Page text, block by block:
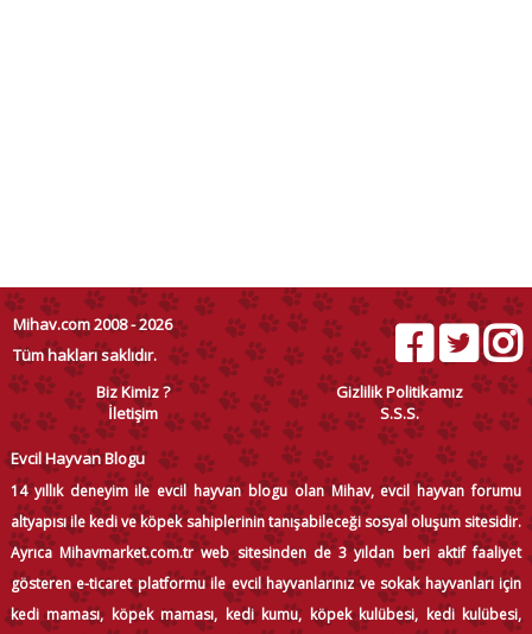
Mihav.com 2008 - 2026
Tüm hakları saklıdır.
Biz Kimiz ?
Gizlilik Politikamız
İletişim
S.S.S.
Evcil Hayvan Blogu
14 yıllık deneyim ile evcil hayvan blogu olan Mihav, evcil hayvan forumu
altyapısı ile kedi ve köpek sahiplerinin tanışabileceği sosyal oluşum sitesidir.
Ayrıca Mihavmarket.com.tr web sitesinden de 3 yıldan beri aktif faaliyet
gösteren e-ticaret platformu ile evcil hayvanlarınız ve sokak hayvanları için
kedi maması, köpek maması, kedi kumu, köpek kulübesi, kedi kulübesi,